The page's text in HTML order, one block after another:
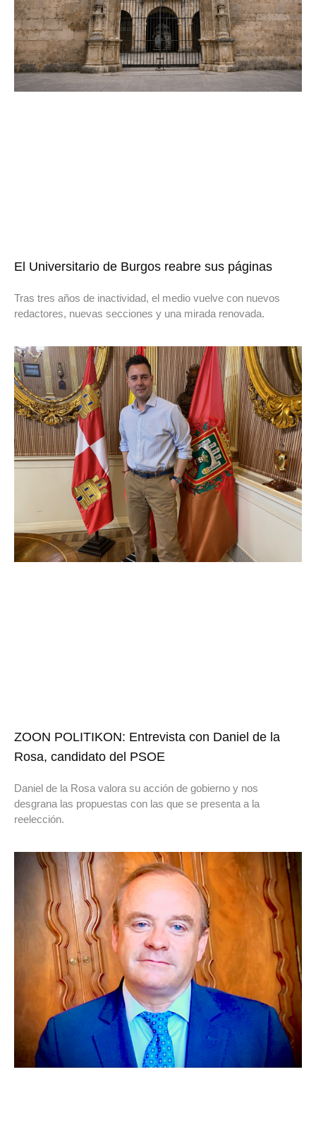
El Universitario de Burgos reabre sus páginas
Tras tres años de inactividad, el medio vuelve con nuevos
redactores, nuevas secciones y una mirada renovada.
ZOON POLITIKON: Entrevista con Daniel de la
Rosa, candidato del PSOE
Daniel de la Rosa valora su acción de gobierno y nos
desgrana las propuestas con las que se presenta a la
reelección.